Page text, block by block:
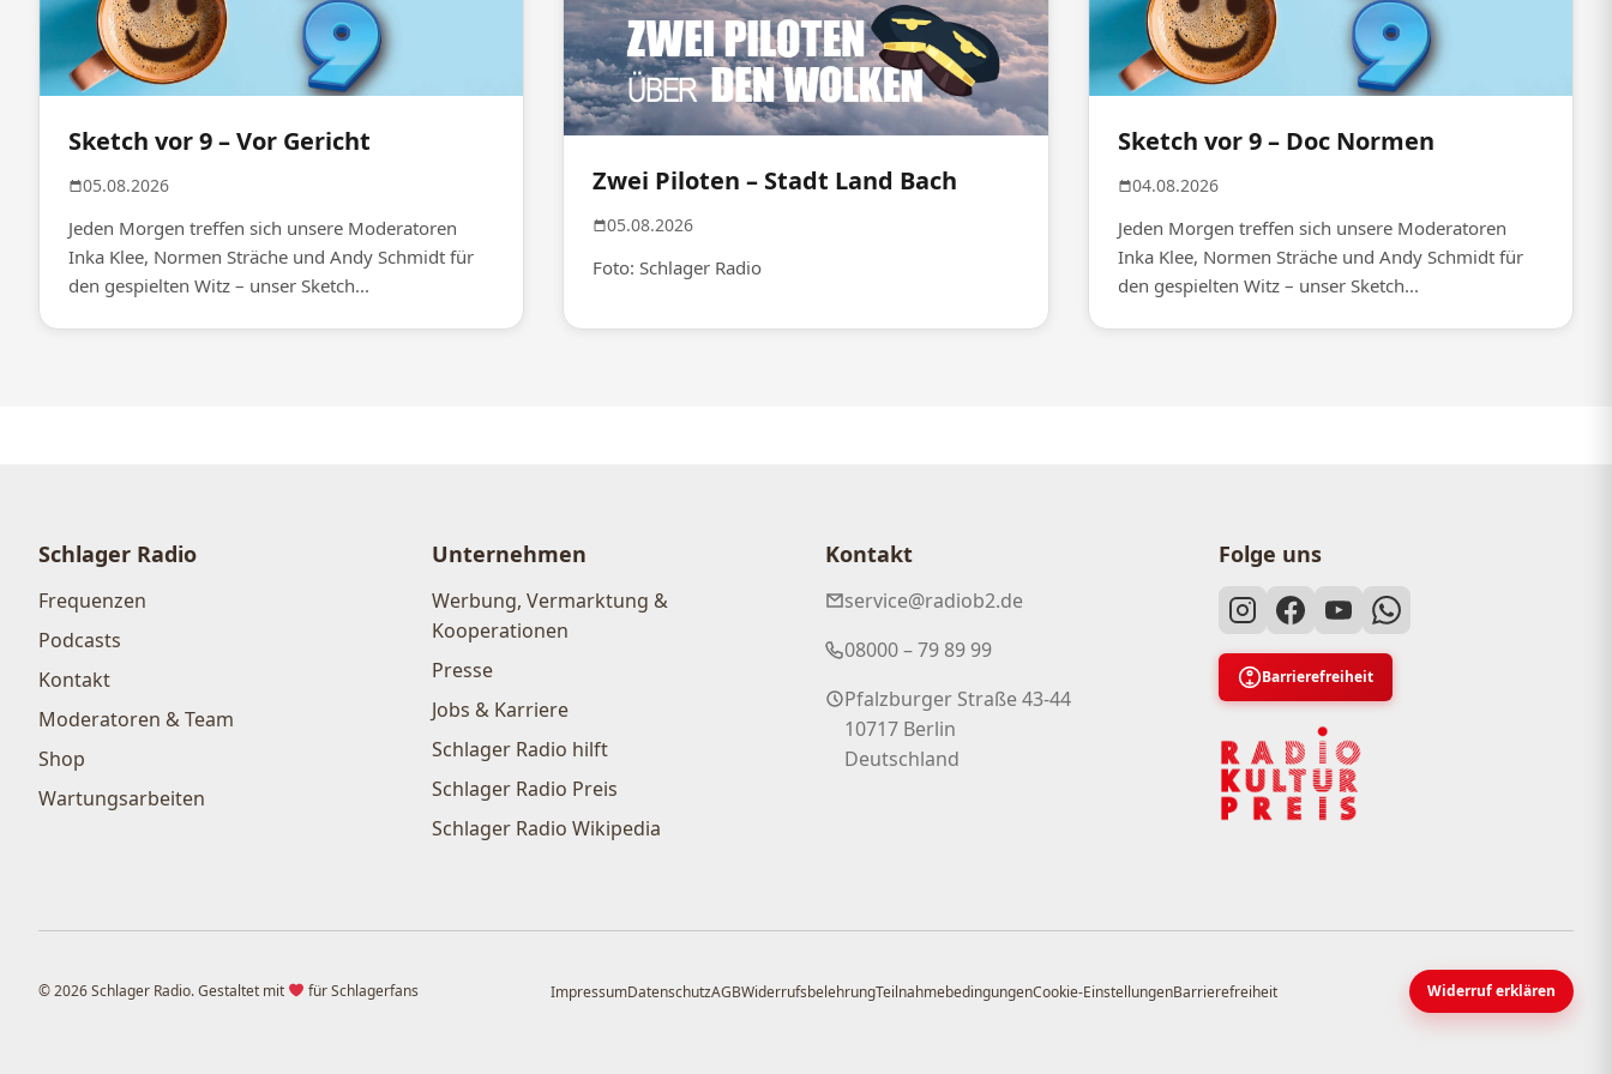
Sketch vor 9 – Vor Gericht
05.08.2026
Jeden Morgen treffen sich unsere Moderatoren
Inka Klee, Normen Sträche und Andy Schmidt für
den gespielten Witz – unser Sketch...
Zwei Piloten – Stadt Land Bach
05.08.2026
Foto: Schlager Radio
Sketch vor 9 – Doc Normen
04.08.2026
Jeden Morgen treffen sich unsere Moderatoren
Inka Klee, Normen Sträche und Andy Schmidt für
den gespielten Witz – unser Sketch...
Schlager Radio
Frequenzen
Podcasts
Kontakt
Moderatoren & Team
Shop
Wartungsarbeiten
Unternehmen
Werbung, Vermarktung &
Kooperationen
Presse
Jobs & Karriere
Schlager Radio hilft
Schlager Radio Preis
Schlager Radio Wikipedia
Kontakt
service@radiob2.de
08000 – 79 89 99
Pfalzburger Straße 43-44
10717 Berlin
Deutschland
Folge uns
Barrierefreiheit
© 2026 Schlager Radio. Gestaltet mit für Schlagerfans ImpressumDatenschutzAGBWiderrufsbelehrungTeilnahmebedingungenCookie-EinstellungenBarrierefreiheit Widerruf erklären